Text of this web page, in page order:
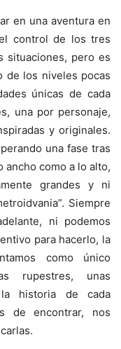
en una aventura en
control de los tres
situaciones, pero es
de los niveles pocas
únicas de cada
una por personaje,
y originales.
una fase tras
ancho como a lo alto,
grandes y ni
Siempre
ni podemos
para hacerlo, la
como único
rupestres, unas
historia de cada
de encontrar, nos